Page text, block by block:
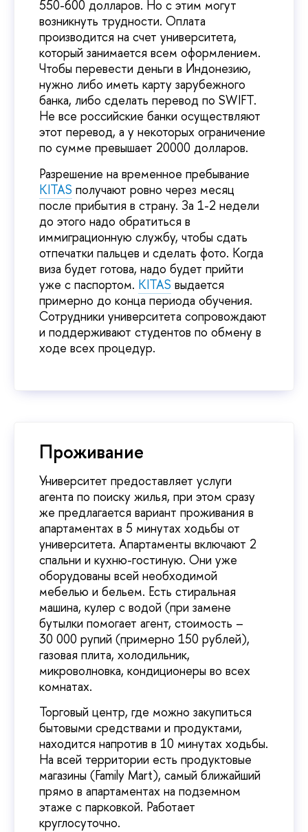
550-600 долларов. Но с этим могут
возникнуть трудности. Оплата
производится на счет университета,
который занимается всем оформлением.
Чтобы перевести деньги в Индонезию,
нужно либо иметь карту зарубежного
банка, либо сделать перевод по SWIFT.
Не все российские банки осуществляют
этот перевод, а у некоторых ограничение
по сумме превышает 20000 долларов.
Разрешение на временное пребывание
KITAS получают ровно через месяц
после прибытия в страну. За 1-2 недели
до этого надо обратиться в
иммиграционную службу, чтобы сдать
отпечатки пальцев и сделать фото. Когда
виза будет готова, надо будет прийти
уже с паспортом. KITAS выдается
примерно до конца периода обучения.
Сотрудники университета сопровождают
и поддерживают студентов по обмену в
ходе всех процедур.
Проживание
Университет предоставляет услуги
агента по поиску жилья, при этом сразу
же предлагается вариант проживания в
апартаментах в 5 минутах ходьбы от
университета. Апартаменты включают 2
спальни и кухню-гостиную. Они уже
оборудованы всей необходимой
мебелью и бельем. Есть стиральная
машина, кулер с водой (при замене
бутылки помогает агент, стоимость –
30 000 рупий (примерно 150 рублей),
газовая плита, холодильник,
микроволновка, кондиционеры во всех
комнатах.
Торговый центр, где можно закупиться
бытовыми средствами и продуктами,
находится напротив в 10 минутах ходьбы.
На всей территории есть продуктовые
магазины (Family Mart), самый ближайший
прямо в апартаментах на подземном
этаже с парковкой. Работает
круглосуточно.